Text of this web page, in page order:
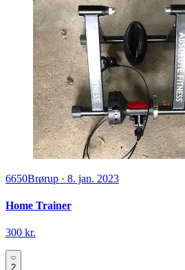
6650Brørup · 8. jan. 2023
Home Trainer
300 kr.
2